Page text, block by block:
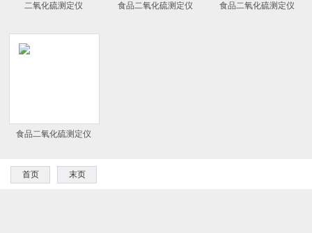
二氧化硫测定仪 食品二氧化硫测定仪 食品二氧化硫测定仪
食品二氧化硫测定仪
首页 末页